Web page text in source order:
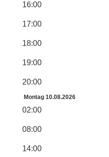
16:00
17:00
18:00
19:00
20:00
Montag 10.08.2026
02:00
08:00
14:00